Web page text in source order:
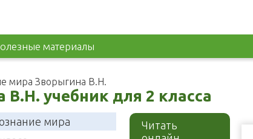
материалы
мира Зворыгина В.Н.
учебник для 2 класса
мира
Читать